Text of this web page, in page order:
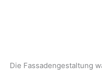
Die Fassadengestaltung